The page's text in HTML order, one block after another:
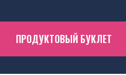
ПРОДУКТОВЫЙ БУКЛЕТ